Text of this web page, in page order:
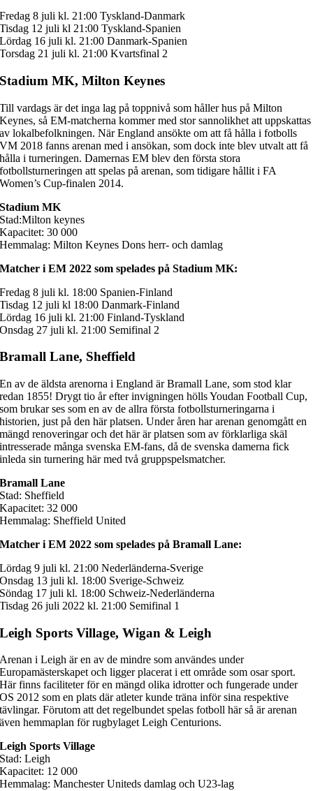
Fredag 8 juli kl. 21:00 Tyskland-Danmark
Tisdag 12 juli kl 21:00 Tyskland-Spanien
Lördag 16 juli kl. 21:00 Danmark-Spanien
Torsdag 21 juli kl. 21:00 Kvartsfinal 2
Stadium MK, Milton Keynes
Till vardags är det inga lag på toppnivå som håller hus på Milton
Keynes, så EM-matcherna kommer med stor sannolikhet att uppskattas
av lokalbefolkningen. När England ansökte om att få hålla i fotbolls
VM 2018 fanns arenan med i ansökan, som dock inte blev utvalt att få
hålla i turneringen. Damernas EM blev den första stora
fotbollsturneringen att spelas på arenan, som tidigare hållit i FA
Women’s Cup-finalen 2014.
Stadium MK
Stad:Milton keynes
Kapacitet: 30 000
Hemmalag: Milton Keynes Dons herr- och damlag
Matcher i EM 2022 som spelades på Stadium MK:
Fredag 8 juli kl. 18:00 Spanien-Finland
Tisdag 12 juli kl 18:00 Danmark-Finland
Lördag 16 juli kl. 21:00 Finland-Tyskland
Onsdag 27 juli kl. 21:00 Semifinal 2
Bramall Lane, Sheffield
En av de äldsta arenorna i England är Bramall Lane, som stod klar
redan 1855! Drygt tio år efter invigningen hölls Youdan Football Cup,
som brukar ses som en av de allra första fotbollsturneringarna i
historien, just på den här platsen. Under åren har arenan genomgått en
mängd renoveringar och det här är platsen som av förklarliga skäl
intresserade många svenska EM-fans, då de svenska damerna fick
inleda sin turnering här med två gruppspelsmatcher.
Bramall Lane
Stad: Sheffield
Kapacitet: 32 000
Hemmalag: Sheffield United
Matcher i EM 2022 som spelades på Bramall Lane:
Lördag 9 juli kl. 21:00 Nederländerna-Sverige
Onsdag 13 juli kl. 18:00 Sverige-Schweiz
Söndag 17 juli kl. 18:00 Schweiz-Nederländerna
Tisdag 26 juli 2022 kl. 21:00 Semifinal 1
Leigh Sports Village, Wigan & Leigh
Arenan i Leigh är en av de mindre som användes under
Europamästerskapet och ligger placerat i ett område som osar sport.
Här finns faciliteter för en mängd olika idrotter och fungerade under
OS 2012 som en plats där atleter kunde träna inför sina respektive
tävlingar. Förutom att det regelbundet spelas fotboll här så är arenan
även hemmaplan för rugbylaget Leigh Centurions.
Leigh Sports Village
Stad: Leigh
Kapacitet: 12 000
Hemmalag: Manchester Uniteds damlag och U23-lag